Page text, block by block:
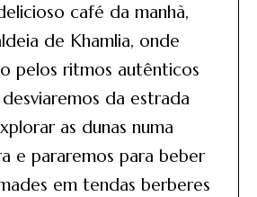
café da manhã,
de Khamlia, onde
pelos ritmos autênticos
da estrada
as dunas numa
e pararemos para beber
em tendas berberes